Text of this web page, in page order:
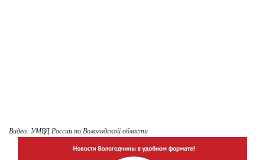
Видео: УМВД России по Вологодской области